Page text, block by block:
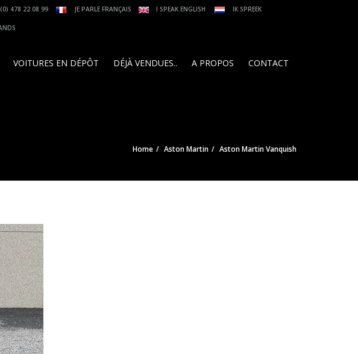
478 22 08 99 JE PARLE FRANÇAIS I SPEAK ENGLISH IK SPREEK
VOITURES EN DÉPÔT DÉJÀ VENDUES.. A PROPOS CONTACT
Home Aston Martin Aston Martin Vanquish